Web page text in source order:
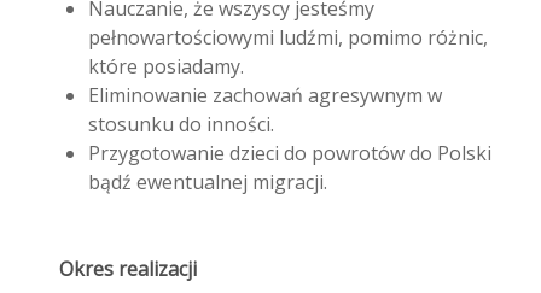
Nauczanie, że wszyscy jesteśmy
pełnowartościowymi ludźmi, pomimo różnic,
które posiadamy.
Eliminowanie zachowań agresywnym w
stosunku do inności.
Przygotowanie dzieci do powrotów do Polski
bądź ewentualnej migracji.
Okres realizacji